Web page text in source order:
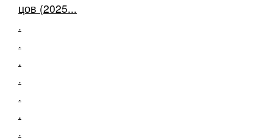
цов (2025...
.
.
.
.
.
.
.